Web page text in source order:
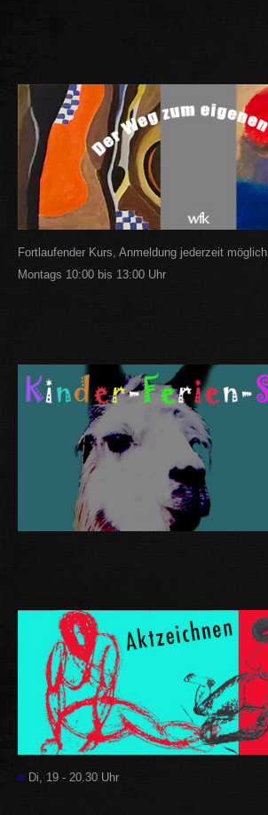
Fortlaufender Kurs, Anmeldung jederzeit möglich
Montags 10:00 bis 13:00 Uhr
> Di, 19 - 20.30 Uhr